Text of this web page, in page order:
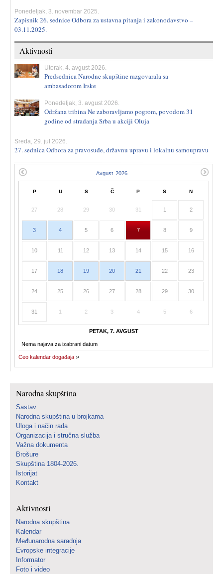
Ponedeljak, 3. novembar 2025.
Zapisnik 26. sednice Odbora za ustavna pitanja i zakonodavstvo –
03.11.2025.
Aktivnosti
Utorak, 4. avgust 2026.
Predsednica Narodne skupštine razgovarala sa
ambasadorom Irske
Ponedeljak, 3. avgust 2026.
Održana tribina Ne zaboravljamo pogrom, povodom 31
godine od stradanja Srba u akciji Oluja
Sreda, 29. jul 2026.
27. sednica Odbora za pravosuđe, državnu upravu i lokalnu samoupravu
P U S Č P S N
27 28 29 30 31 1 2
3 4 5 6 7 8 9
10 11 12 13 14 15 16
17 18 19 20 21 22 23
24 25 26 27 28 29 30
31 1 2 3 4 5 6
PETAK, 7. AVGUST
Nema najava za izabrani datum
Ceo kalendar događaja
Narodna skupština
Sastav
Narodna skupština u brojkama
Uloga i način rada
Organizacija i stručna služba
Važna dokumenta
Brošure
Skupština 1804-2026.
Istorijat
Kontakt
Aktivnosti
Narodna skupština
Kalendar
Međunarodna saradnja
Evropske integracije
Informator
Foto i video